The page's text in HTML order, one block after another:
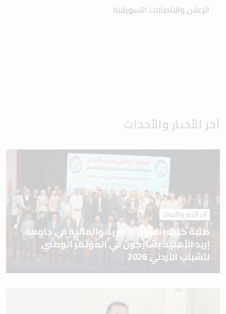
الإعلان والاتصالات التسويقية
آخر الأخبار والأحداث
آخر الأخبار والأحداث
طلبة كلية العلوم الإدارية والمالية في جامعة
إربد الأهلية يشاركون في المؤتمر الوطني
للشباب الأردني 2026